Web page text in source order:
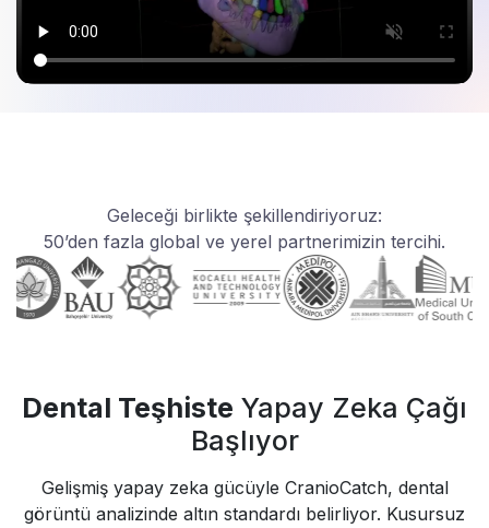
Geleceği birlikte şekillendiriyoruz:
50’den fazla global ve yerel partnerimizin tercihi.
Dental Teşhiste Yapay Zeka Çağı
Başlıyor
Gelişmiş yapay zeka gücüyle CranioCatch, dental
görüntü analizinde altın standardı belirliyor. Kusursuz